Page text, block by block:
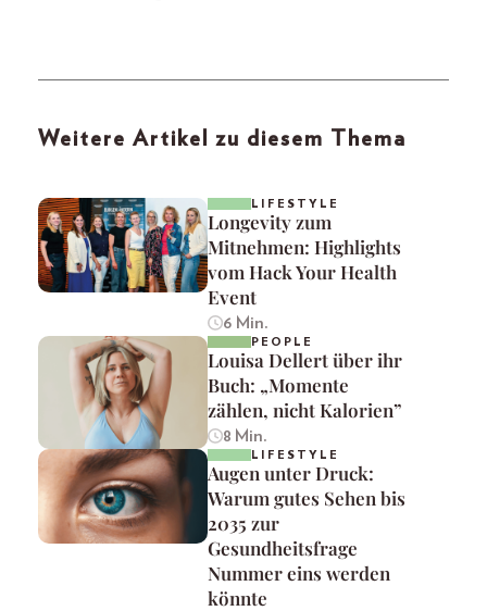
Weitere Artikel zu diesem Thema
LIFESTYLE
Longevity zum
Mitnehmen: Highlights
vom Hack Your Health
Event
6 Min.
PEOPLE
Louisa Dellert über ihr
Buch: „Momente
zählen, nicht Kalorien”
8 Min.
LIFESTYLE
Augen unter Druck:
Warum gutes Sehen bis
2035 zur
Gesundheitsfrage
Nummer eins werden
könnte